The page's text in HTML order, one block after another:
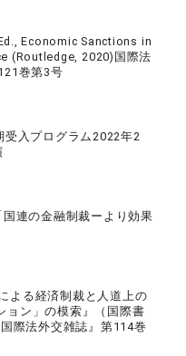
Economic Sanctions in
(Routledge, 2020)国際法
巻第3号
受入プログラム2022年2
国連の金融制裁ーより効果
よる経済制裁と人道上の
ョン」の模索』（国際書
際法外交雑誌』第114巻